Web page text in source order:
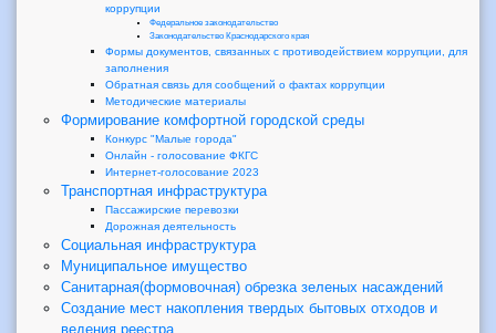
коррупции
Федеральное законодательство
Законодательство Краснодарского края
Формы документов, связанных с противодействием коррупции, для
заполнения
Обратная связь для сообщений о фактах коррупции
Методические материалы
Формирование комфортной городской среды
Конкурс "Малые города"
Онлайн - голосование ФКГС
Интернет-голосование 2023
Транспортная инфраструктура
Пассажирские перевозки
Дорожная деятельность
Социальная инфраструктура
Муниципальное имущество
Санитарная(формовочная) обрезка зеленых насаждений
Создание мест накопления твердых бытовых отходов и
ведения реестра